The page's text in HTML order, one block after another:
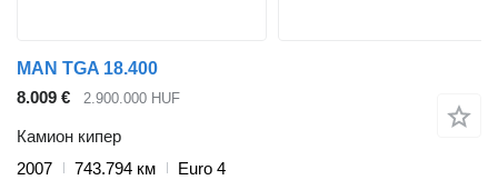
MAN TGA 18.400
8.009 €
2.900.000 HUF
Камион кипер
2007
743.794 км Euro 4